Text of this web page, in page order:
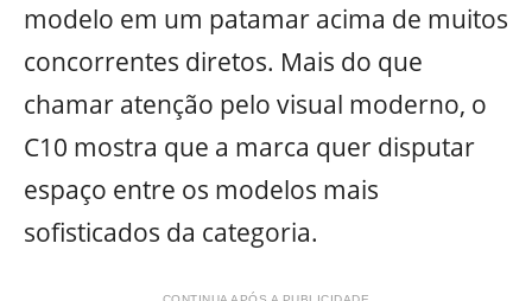
modelo em um patamar acima de muitos
concorrentes diretos. Mais do que
chamar atenção pelo visual moderno, o
C10 mostra que a marca quer disputar
espaço entre os modelos mais
sofisticados da categoria.